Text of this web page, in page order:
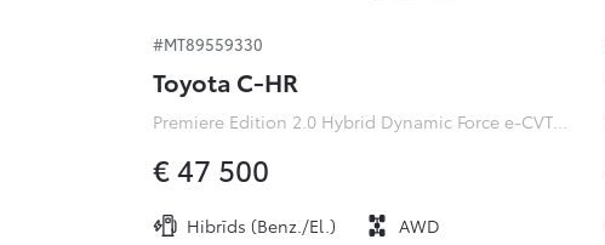
#MT89559330
Toyota C-HR
Premiere Edition 2.0 Hybrid Dynamic Force e-CVT (Pilnpiedziņa) (112 kW)
€ 47 500
Hibrīds (Benz./El.)
AWD